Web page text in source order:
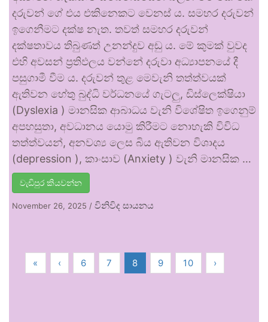
දරුවන් ගේ එය එකිනෙකට වෙනස් ය. සමහර දරුවන්
ඉගෙනීමට දක්ෂ නැත. තවත් සමහර දරුවන්
දක්ෂතාවය තිබුණත් උනන්දුව අඩු ය. මේ කුමක් වුවද
එහි අවසන් ප්‍රතිඵලය වන්නේ දරුවා අධ්‍යාපනයේ දී
පසුගාමී වීම ය. දරුවන් තුළ මෙවැනි තත්ත්වයක්
ඇතිවන හේතු බුද්ධි වර්ධනයේ ගැටලු, ඩිස්ලෙක්ෂියා
(Dyslexia ) මානසික ආබාධය වැනි විශේෂිත ඉගෙනුම්
අපහසුතා, අවධානය යොමු කිරීමට නොහැකි විවිධ
තත්ත්වයන්, අනවශ්‍ය ලෙස බිය ඇතිවන විශාදය
(depression ), කාංසාව (Anxiety ) වැනි මානසික …
වැඩිපුර කියවන්න
November 26, 2025 / විනිවිද සායනය
« ‹ 6 7 8 9 10 ›